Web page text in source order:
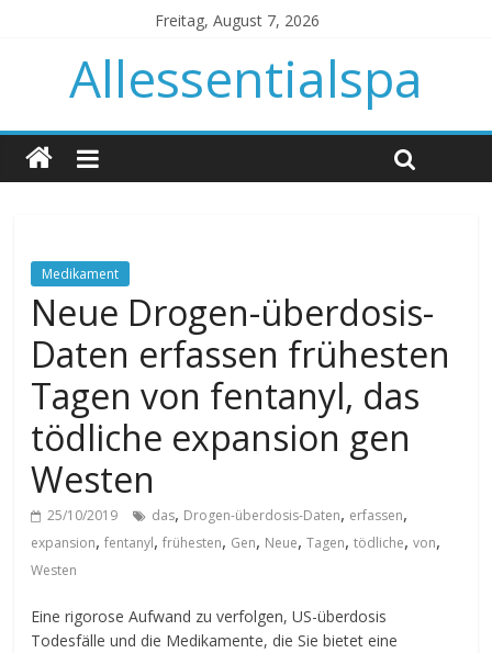
Freitag, August 7, 2026
Allessentialspa
Medikament
Neue Drogen-überdosis-
Daten erfassen frühesten
Tagen von fentanyl, das
tödliche expansion gen
Westen
25/10/2019 das, Drogen-überdosis-Daten, erfassen,
expansion,fentanyl,frühesten, Gen, Neue,Tagen,tödliche,von,
Westen
Eine rigorose Aufwand zu verfolgen, US-überdosis
Todesfälle und die Medikamente, die Sie bietet eine